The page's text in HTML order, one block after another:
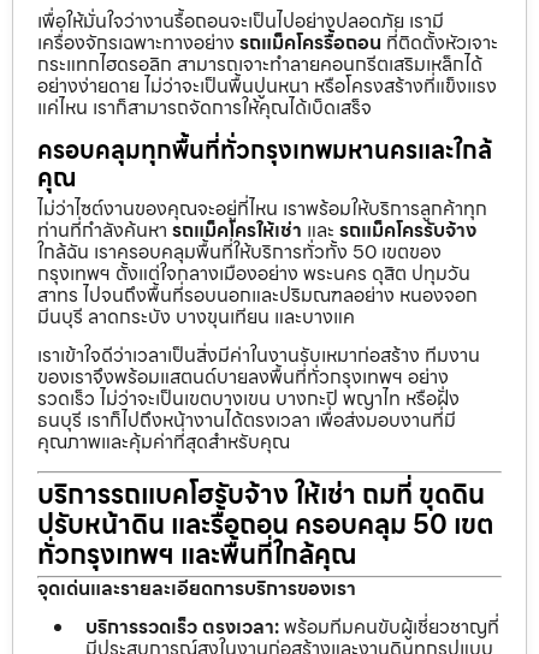
เพื่อให้มั่นใจว่างานรื้อถอนจะเป็นไปอย่างปลอดภัย เรามี
เครื่องจักรเฉพาะทางอย่าง รถแม็คโครรื้อถอน ที่ติดตั้งหัวเจาะ
กระแทกไฮดรอลิก สามารถเจาะทำลายคอนกรีตเสริมเหล็กได้
อย่างง่ายดาย ไม่ว่าจะเป็นพื้นปูนหนา หรือโครงสร้างที่แข็งแรง
แค่ไหน เราก็สามารถจัดการให้คุณได้เบ็ดเสร็จ
ครอบคลุมทุกพื้นที่ทั่วกรุงเทพมหานครและใกล้
คุณ
ไม่ว่าไซต์งานของคุณจะอยู่ที่ไหน เราพร้อมให้บริการลูกค้าทุก
ท่านที่กำลังค้นหา รถแม็คโครให้เช่า และ รถแม็คโครรับจ้าง
ใกล้ฉัน เราครอบคลุมพื้นที่ให้บริการทั่วทั้ง 50 เขตของ
กรุงเทพฯ ตั้งแต่ใจกลางเมืองอย่าง พระนคร ดุสิต ปทุมวัน
สาทร ไปจนถึงพื้นที่รอบนอกและปริมณฑลอย่าง หนองจอก
มีนบุรี ลาดกระบัง บางขุนเทียน และบางแค
เราเข้าใจดีว่าเวลาเป็นสิ่งมีค่าในงานรับเหมาก่อสร้าง ทีมงาน
ของเราจึงพร้อมแสตนด์บายลงพื้นที่ทั่วกรุงเทพฯ อย่าง
รวดเร็ว ไม่ว่าจะเป็นเขตบางเขน บางกะปิ พญาไท หรือฝั่ง
ธนบุรี เราก็ไปถึงหน้างานได้ตรงเวลา เพื่อส่งมอบงานที่มี
คุณภาพและคุ้มค่าที่สุดสำหรับคุณ
บริการรถแบคโฮรับจ้าง ให้เช่า ถมที่ ขุดดิน
ปรับหน้าดิน และรื้อถอน ครอบคลุม 50 เขต
ทั่วกรุงเทพฯ และพื้นที่ใกล้คุณ
จุดเด่นและรายละเอียดการบริการของเรา
บริการรวดเร็ว ตรงเวลา:พร้อมทีมคนขับผู้เชี่ยวชาญที่